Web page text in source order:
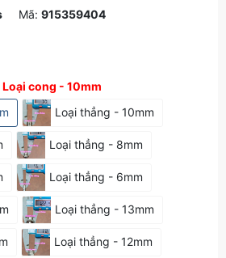
Mã: 915359404
Loại cong - 10mm
Loại thẳng - 10mm
Loại thẳng - 8mm
Loại thẳng - 6mm
Loại thẳng - 13mm
Loại thẳng - 12mm